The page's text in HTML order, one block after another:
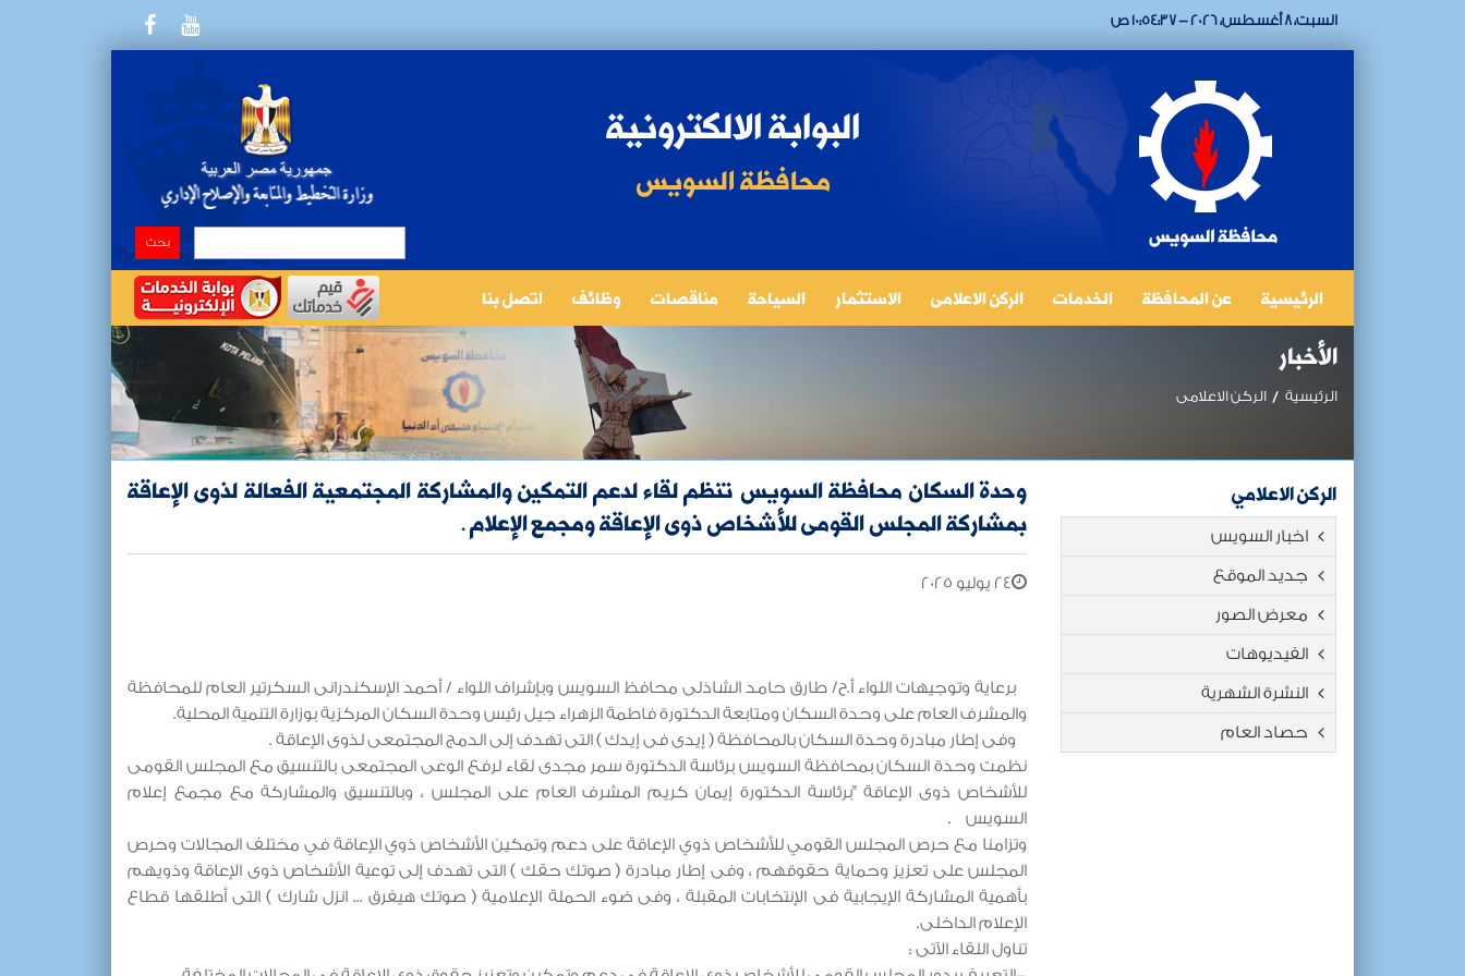
السبت، 8 أغسطس، 2026 - 10:54:37 ص
البوابة الالكترونية
محافظة السويس
الرئيسية عن المحافظة الخدمات الركن الاعلامى الاستثمار السياحة مناقصات وظائف اتصل بنا
الأخبار
الرئيسية الركن الاعلامى
الركن الاعلامي
اخبار السويس
جديد الموقع
معرض الصور
الفيديوهات
النشرة الشهرية
حصاد العام
وحدة السكان محافظة السويس تنظم لقاء لدعم التمكين والمشاركة المجتمعية الفعالة لذوى الإعاقة
بمشاركة المجلس القومى للأشخاص ذوى الإعاقة ومجمع الإعلام .
٢٤ يوليو ٢٠٢٥
برعاية وتوجيهات اللواء أ.ح/ طارق حامد الشاذلى محافظ السويس وبإشراف اللواء / أحمد الإسكندرانى السكرتير العام للمحافظة
والمشرف العام على وحدة السكان ومتابعة الدكتورة فاطمة الزهراء جيل رئيس وحدة السكان المركزية بوزارة التنمية المحلية.
وفى إطار مبادرة وحدة السكان بالمحافظة ( إيدى فى إيدك ) التى تهدف إلى الدمج المجتمعى لذوى الإعاقة .
نظمت وحدة السكان بمحافظة السويس برئاسة الدكتورة سمر مجدى لقاء لرفع الوعى المجتمعى بالتنسيق مع المجلس القومى
للأشخاص ذوى الإعاقة "برئاسة الدكتورة إيمان كريم المشرف العام على المجلس ، وبالتنسيق والمشاركة مع مجمع إعلام
السويس .
وتزامنا مع حرص المجلس القومي للأشخاص ذوي الإعاقة على دعم وتمكين الأشخاص ذوي الإعاقة في مختلف المجالات وحرص
المجلس على تعزيز وحماية حقوقهم ، وفى إطار مبادرة ( صوتك حقك ) التى تهدف إلى توعية الأشخاص ذوى الإعاقة وذويهم
بأهمية المشاركة الإيجابية فى الإنتخابات المقبلة ، وفى ضوء الحملة الإعلامية ( صوتك هيفرق ... انزل شارك ) التى أطلقها قطاع
الإعلام الداخلى.
تناول اللقاء الآتى :